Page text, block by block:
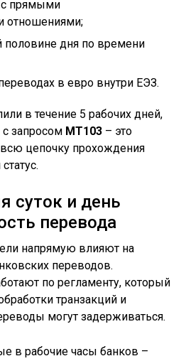
с прямыми
отношениями;
половине дня по времени
в евро внутри ЕЭЗ.
в течение 5 рабочих дней,
с запросом MT103 – это
цепочку прохождения
суток и день
перевода
напрямую влияют на
переводов.
по регламенту, который
транзакций и
могут задерживаться.
в рабочие часы банков –